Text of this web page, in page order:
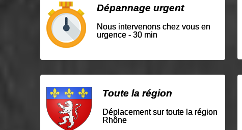
Dépannage urgent
Nous intervenons chez vous en
urgence - 30 min
Toute la région
Déplacement sur toute la région
Rhône